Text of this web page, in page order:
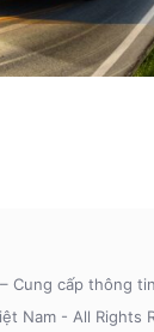
Cung cấp thông
Nam - All Rights